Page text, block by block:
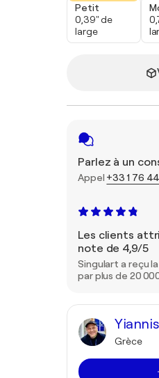
Petit
0,39" de
large
Parlez à un
Appel +33 1 76
Les clients
note de 4,9/5
Singulart a reçu
par plus de 20
Grèce